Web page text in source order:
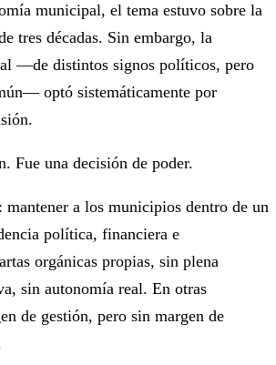
municipal, el tema estuvo sobre la
tres décadas. Sin embargo, la
—de distintos signos políticos, pero
optó sistemáticamente por
Fue una decisión de poder.
mantener a los municipios dentro de un
política, financiera e
orgánicas propias, sin plena
sin autonomía real. En otras
de gestión, pero sin margen de